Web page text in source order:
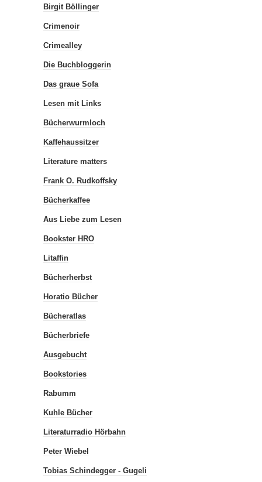
Birgit Böllinger
Crimenoir
Crimealley
Die Buchbloggerin
Das graue Sofa
Lesen mit Links
Bücherwurmloch
Kaffehaussitzer
Literature matters
Frank O. Rudkoffsky
Bücherkaffee
Aus Liebe zum Lesen
Bookster HRO
Litaffin
Bücherherbst
Horatio Bücher
Bücheratlas
Bücherbriefe
Ausgebucht
Bookstories
Rabumm
Kuhle Bücher
Literaturradio Hörbahn
Peter Wiebel
Tobias Schindegger - Gugeli